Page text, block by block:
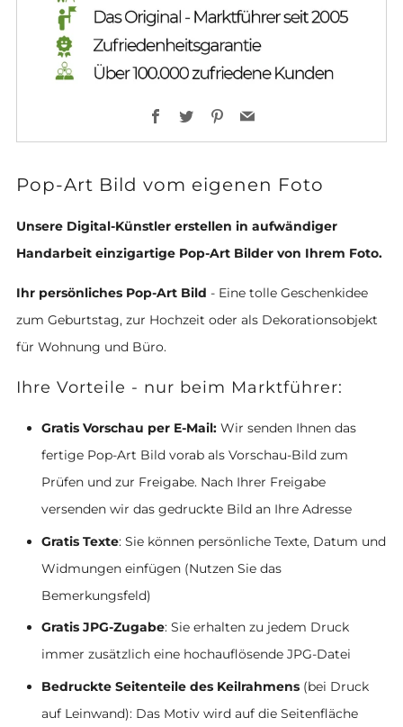
Facebook
TwitterPinterest
Pop-Art Bild vom eigenen Foto
Unsere Digital-Künstler erstellen in aufwändiger
Handarbeit einzigartige Pop-Art Bilder von Ihrem Foto.
Ihr persönliches Pop-Art Bild - Eine tolle Geschenkidee
zum Geburtstag, zur Hochzeit oder als Dekorationsobjekt
für Wohnung und Büro.
Ihre Vorteile - nur beim Marktführer:
Gratis Vorschau per E-Mail: Wir senden Ihnen das
fertige Pop-Art Bild vorab als Vorschau-Bild zum
Prüfen und zur Freigabe. Nach Ihrer Freigabe
versenden wir das gedruckte Bild an Ihre Adresse
Gratis Texte: Sie können persönliche Texte, Datum und
Widmungen einfügen (Nutzen Sie das
Bemerkungsfeld)
Gratis JPG-Zugabe: Sie erhalten zu jedem Druck
immer zusätzlich eine hochauflösende JPG-Datei
Bedruckte Seitenteile des Keilrahmens (bei Druck
auf Leinwand): Das Motiv wird auf die Seitenfläche